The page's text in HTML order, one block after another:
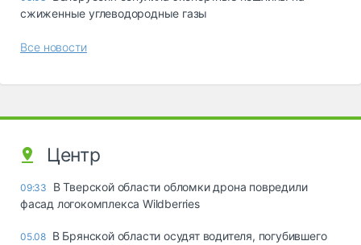
сжиженные углеводородные газы
Все новости
Центр
09:33
В Тверской области обломки дрона повредили
фасад логокомплекса Wildberries
05.08 В Брянской области осудят водителя, погубившего